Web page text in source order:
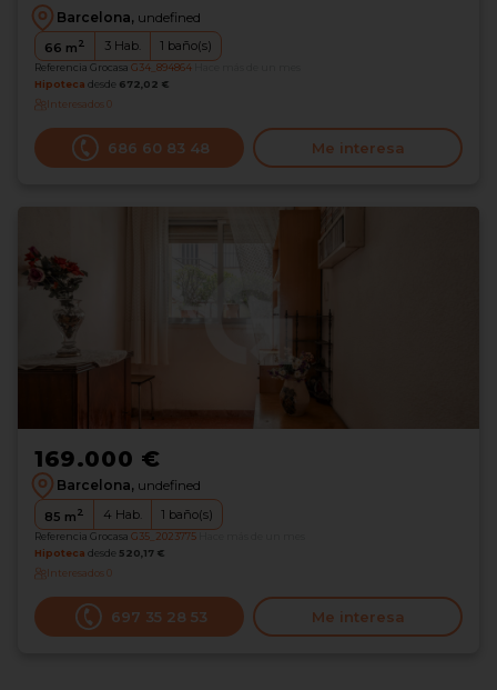
Barcelona, undefined
66 m2 3 Hab. 1 baño(s)
Referencia Grocasa G34_894864
Hipoteca desde 672,02 €
Interesados0
686 60 83 48 Me interesa
169.000 €
Barcelona, undefined
85 m2 4 Hab. 1 baño(s)
Referencia Grocasa G35_2023775
Hipoteca desde 520,17 €
Interesados0
697 35 28 53 Me interesa